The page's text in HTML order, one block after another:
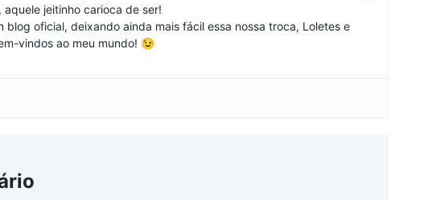
aquele jeitinho carioca de ser!
blog oficial, deixando ainda mais fácil essa nossa troca, Loletes e
vindos ao meu mundo! 😉